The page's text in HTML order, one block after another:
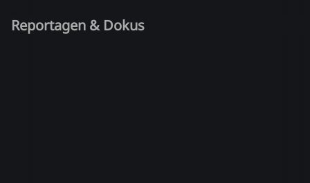
Reportagen & Dokus